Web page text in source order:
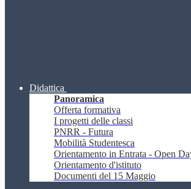
Didattica
Panoramica
Offerta formativa
I progetti delle classi
PNRR - Futura
Mobilità Studentesca
Orientamento in Entrata - Open
Orientamento d'istituto
Documenti del 15 Maggio